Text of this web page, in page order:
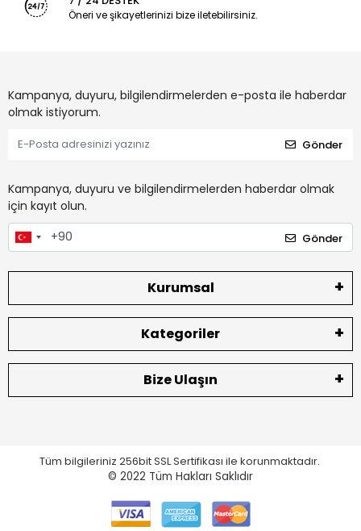
Öneri ve şikayetlerinizi bize iletebilirsiniz.
Kampanya, duyuru, bilgilendirmelerden e-posta ile haberdar
olmak istiyorum.
Gönder
Kampanya, duyuru ve bilgilendirmelerden haberdar olmak
için kayıt olun.
Gönder
Kurumsal
Kategoriler
Bize Ulaşın
Tüm bilgileriniz 256bit SSL Sertifikası ile korunmaktadır.
© 2022 Tüm Hakları Saklıdır